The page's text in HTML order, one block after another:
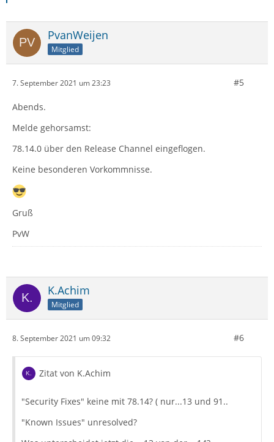
PvanWeijen
Mitglied
7. September 2021 um 23:23 #5
Abends.
Melde gehorsamst:
78.14.0 über den Release Channel eingeflogen.
Keine besonderen Vorkommnisse.
Gruß
PvW
K.Achim
Mitglied
8. September 2021 um 09:32 #6
Zitat von K.Achim
"Security Fixes" keine mit 78.14? ( nur...13 und 91..
"Known Issues" unresolved?